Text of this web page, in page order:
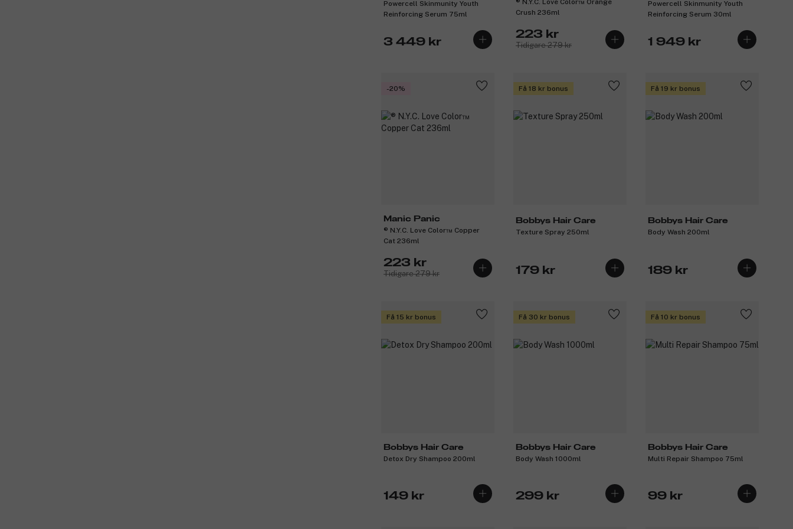
Powercell Skinmunity Youth
Reinforcing Serum 75ml
3 449 kr
® N.Y.C. Love Color™ Orange
Crush 236ml
223 kr
Tidigare 279 kr
Powercell Skinmunity Youth
Reinforcing Serum 30ml
1 949 kr
-20%
Manic Panic
® N.Y.C. Love Color™ Copper
Cat 236ml
223 kr
Tidigare 279 kr
Få 18 kr bonus
Bobbys Hair Care
Texture Spray 250ml
179 kr
Få 19 kr bonus
Bobbys Hair Care
Body Wash 200ml
189 kr
Få 15 kr bonus
Bobbys Hair Care
Detox Dry Shampoo 200ml
149 kr
Få 30 kr bonus
Bobbys Hair Care
Body Wash 1000ml
299 kr
Få 10 kr bonus
Bobbys Hair Care
Multi Repair Shampoo 75ml
99 kr